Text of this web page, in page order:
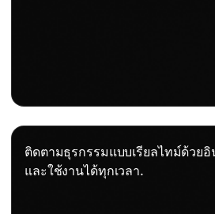
ติดตามธุรกรรมแบบเรียลไทม์ด้วยอิ
และใช้งานได้ทุกเวลา.